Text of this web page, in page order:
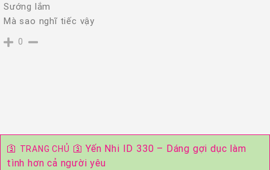
Sướng lắm
Mà sao nghĩ tiếc vậy
0
🛐 TRANG CHỦ 🛐Yến Nhi ID 330 – Dáng gợi dục làm
tình hơn cả người yêu